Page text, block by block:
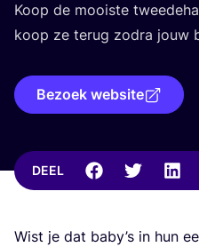
Koop de mooi­ste
koop ze terug zodra jouw
Bezoek website
DEEL
Wist je dat baby’s in hun